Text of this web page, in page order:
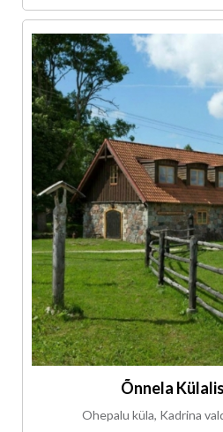
Õnnela
Ohepalu küla, Kadrina